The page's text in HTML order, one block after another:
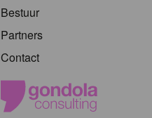
Bestuur
Partners
Contact